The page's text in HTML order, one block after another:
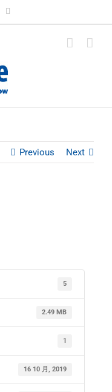
Previous Next
5
2.49 MB
1
16 10 月, 2019